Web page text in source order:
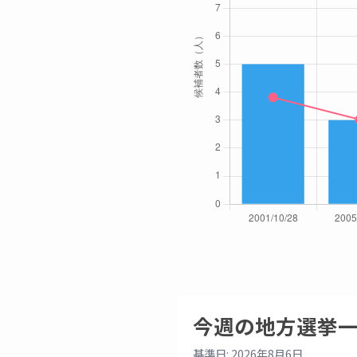
今週の地方選挙
基準日: 2026年8月6日